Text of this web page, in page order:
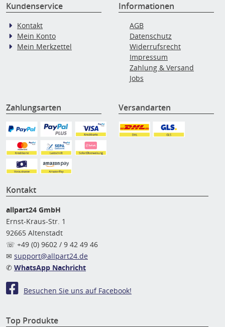
Kundenservice
Kontakt
Mein Konto
Mein Merkzettel
Informationen
AGB
Datenschutz
Widerrufsrecht
Impressum
Zahlung & Versand
Jobs
Zahlungsarten Versandarten
Kontakt
allpart24 GmbH
Ernst-Kraus-Str. 1
92665 Altenstadt
☏ +49 (0) 9602 / 9 42 49 46
✉ support@allpart24.de
✆ WhatsApp Nachricht
Besuchen Sie uns auf Facebook!
Top Produkte